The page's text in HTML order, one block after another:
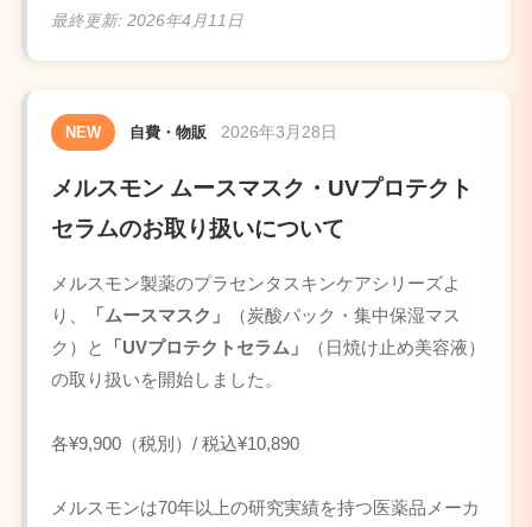
最終更新: 2026年4月11日
NEW 自費・物販 2026年3月28日
メルスモン ムースマスク・UVプロテクト
セラムのお取り扱いについて
メルスモン製薬のプラセンタスキンケアシリーズよ
り、
「ムースマスク」
（炭酸パック・集中保湿マス
ク）と
「UVプロテクトセラム」
（日焼け止め美容液）
の取り扱いを開始しました。
各¥9,900（税別）/ 税込¥10,890
メルスモンは70年以上の研究実績を持つ医薬品メーカ